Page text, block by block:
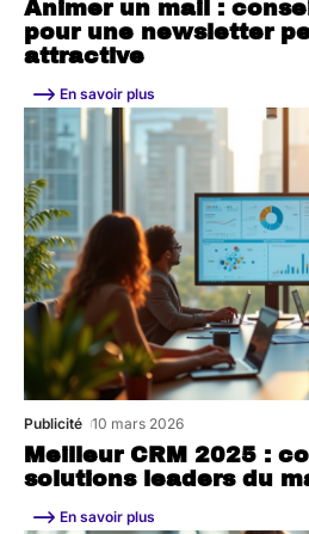
Animer un mail :
pour une newsletter
attractive
En savoir plus
Meilleur CRM 2025 :
solutions leaders du
Publicité 10 mars 2026
En savoir plus